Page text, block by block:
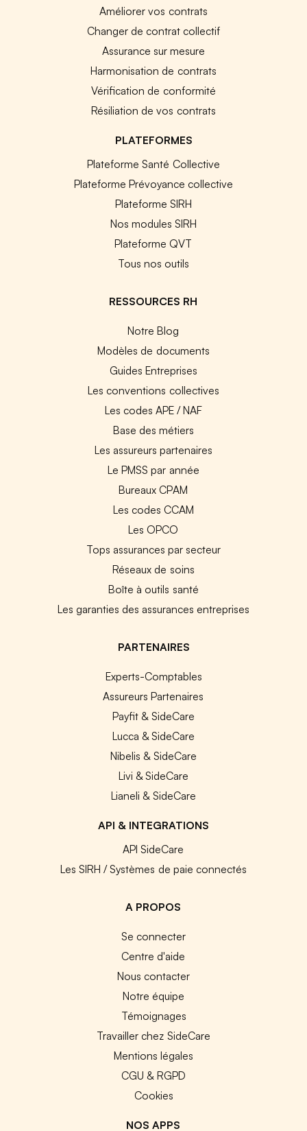
Améliorer vos contrats
Changer de contrat collectif
Assurance sur mesure
Harmonisation de contrats
Vérification de conformité
Résiliation de vos contrats
PLATEFORMES
Plateforme Santé Collective
Plateforme Prévoyance collective
Plateforme SIRH
Nos modules SIRH
Plateforme QVT
Tous nos outils
RESSOURCES RH
Notre Blog
Modèles de documents
Guides Entreprises
Les conventions collectives
Les codes APE / NAF
Base des métiers
Les assureurs partenaires
Le PMSS par année
Bureaux CPAM
Les codes CCAM
Les OPCO
Tops assurances par secteur
Réseaux de soins
Boîte à outils santé
Les garanties des assurances entreprises
PARTENAIRES
Experts-Comptables
Assureurs Partenaires
Payfit & SideCare
Lucca & SideCare
Nibelis & SideCare
Livi & SideCare
Lianeli & SideCare
API & INTEGRATIONS
API SideCare
Les SIRH / Systèmes de paie connectés
A PROPOS
Se connecter
Centre d'aide
Nous contacter
Notre équipe
Témoignages
Travailler chez SideCare
Mentions légales
CGU & RGPD
Cookies
NOS APPS